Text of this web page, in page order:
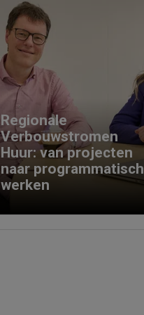
Regionale
Verbouwstromen
Huur: van projecten
naar programmatisch
werken